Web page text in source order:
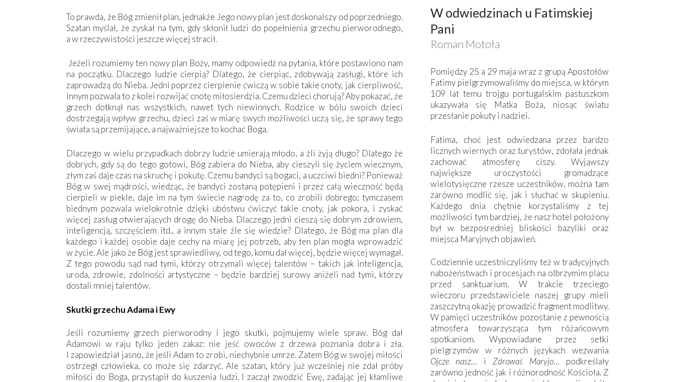
To prawda, że Bóg zmienił plan, jednakże Jego nowy plan jest doskonalszy od poprzedniego.
Szatan myślał, że zyskał na tym, gdy skłonił ludzi do popełnienia grzechu pierworodnego,
a w rzeczywistości jeszcze więcej ­stracił.
Jeżeli rozumiemy ten nowy plan Boży, mamy odpowiedź na pytania, które postawiono nam
na początku. Dlaczego ludzie cierpią? Dlatego, że cierpiąc, zdobywają zasługi, które ich
zaprowadzą do Nieba. Jedni poprzez cierpienie ćwiczą w sobie takie cnoty, jak cierpliwość,
innym pozwala to z kolei rozwijać cnotę miłosierdzia. Czemu dzieci chorują? Aby pokazać, że
grzech dotknął nas wszystkich, nawet tych niewinnych. Rodzice w bólu swoich dzieci
dostrzegają wpływ grzechu, dzieci zaś w miarę swych możliwości uczą się, że sprawy tego
świata są przemijające, a najważniejsze to kochać Boga.
Dlaczego w wielu przypadkach dobrzy ludzie umierają młodo, a źli żyją długo? Dlatego że
dobrych, gdy są do tego gotowi, Bóg zabiera do Nieba, aby cieszyli się życiem wiecznym,
złym zaś daje czas na skruchę i pokutę. Czemu bandyci są bogaci, a uczciwi biedni? Ponieważ
Bóg w swej mądrości, wiedząc, że bandyci zostaną potępieni i przez całą wieczność będą
cierpieli w piekle, daje im na tym świecie nagrodę za to, co zrobili dobrego; tymczasem
biednym pozwala wielokrotnie dzięki ubóstwu ćwiczyć takie cnoty, jak pokora, i zyskać
więcej zasług otwierających drogę do Nieba. Dlaczego jedni cieszą się dobrym zdrowiem,
inteligencją, szczęściem itd., a innym stale źle się wiedzie? Dlatego, że Bóg ma plan dla
każdego i każdej osobie daje cechy na miarę jej potrzeb, aby ten plan mogła wprowadzić
w życie. Ale jako że Bóg jest sprawiedliwy, od tego, komu dał więcej, będzie więcej wymagał.
Z tego powodu sąd nad tymi, którzy otrzymali więcej talentów – takich jak inteligencja,
uroda, zdrowie, zdolności artystyczne – będzie bardziej surowy aniżeli nad tymi, którzy
dostali mniej talentów.
Skutki grzechu Adama i Ewy
Jeśli rozumiemy grzech pierworodny i jego skutki, pojmujemy wiele spraw. Bóg dał
Adamowi w raju tylko jeden zakaz: nie jeść owoców z drzewa poznania dobra i zła.
I zapowiedział jasno, że jeśli Adam to zrobi, niechybnie umrze. Zatem Bóg w swojej miłości
ostrzegł człowieka, co może się zdarzyć. Ale szatan, który już wcześniej nie zdał próby
miłości do Boga, przystąpił do kuszenia ludzi. I zaczął zwodzić Ewę, zadając jej kłamliwe
W odwiedzinach u Fatimskiej
Pani
Roman Motoła
Pomiędzy 25 a 29 maja wraz z grupą Apostołów
Fatimy pielgrzymowaliśmy do miejsca, w którym
109 lat temu trojgu portugalskim pastuszkom
ukazywała się Matka Boża, niosąc światu
przesłanie pokuty i nadziei.
Fatima, choć jest odwiedzana przez bardzo
licznych wiernych oraz turystów, zdołała jednak
zachować atmosferę ciszy. Wyjąwszy
największe uroczystości gromadzące
wielotysięczne rzesze uczestników, można tam
zarówno modlić się, jak i słuchać w skupieniu.
Każdego dnia chętnie korzystaliśmy z tej
możliwości tym bardziej, że nasz hotel położony
był w bezpośredniej bliskości bazyliki oraz
miejsca Maryjnych objawień.
Codziennie uczestniczyliśmy też w tradycyjnych
nabożeństwach i procesjach na olbrzymim placu
przed sanktuarium. W trakcie trzeciego
wieczoru przedstawiciele naszej grupy mieli
zaszczytną okazję prowadzić fragment modlitwy.
W pamięci uczestników pozostanie z pewnością
atmosfera towarzysząca tym różańcowym
spotkaniom. Wypowiadane przez setki
pielgrzymów w różnych językach wezwania
Ojcze nasz… i Zdrowaś Maryjo… podkreślały
zarówno jedność jak i różnorodność Kościoła. Z